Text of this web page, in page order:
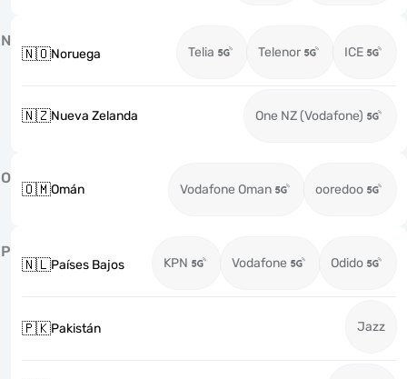
N
🇳🇴Noruega Telia Telenor ICE
🇳🇿Nueva Zelanda One NZ (Vodafone)
O
🇴🇲Omán Vodafone Oman ooredoo
P
🇳🇱Países Bajos KPN Vodafone Odido
🇵🇰Pakistán Jazz